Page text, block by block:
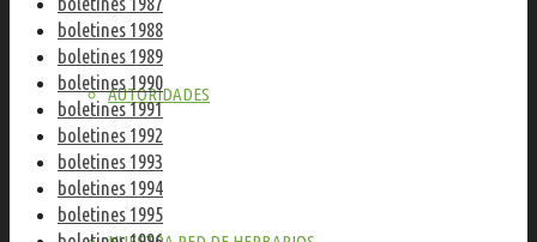
AUTORIDADES
boletines 1988
boletines 1989
boletines 1990
boletines 1991
boletines 1992
boletines 1993
boletines 1994
boletines 1995